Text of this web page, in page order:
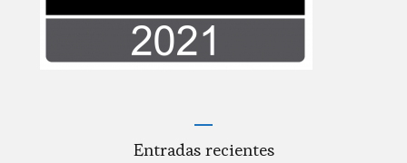
Entradas recientes